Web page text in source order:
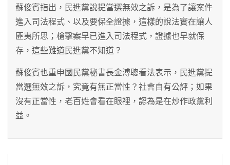
蘇俊賓指出，民進黨說提當選無效之訴，是為了讓案件
進入司法程式、以及要保全證據，這樣的說法實在讓人
匪夷所思；槍擊案早已進入司法程式，證據也早就保
存，這些難道民進黨不知道？
蘇俊賓也重申國民黨秘書長金溥聰看法表示，民進黨提
當選無效之訴，究竟有無正當性？社會自有公評；如果
沒有正當性，老百姓會看在眼裡，認為是在炒作政黨利
益。